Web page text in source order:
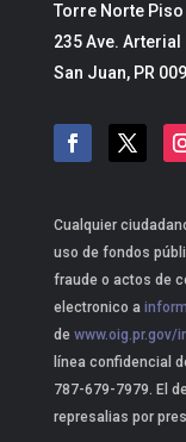
Torre Norte Piso
235 Ave.
San Juan, PR
Cualquier
uso de fondos
fraude o actos de
electronico a
dewww.oig.pr.gov/
línea confidencial
787-679-7979. El
represalias por